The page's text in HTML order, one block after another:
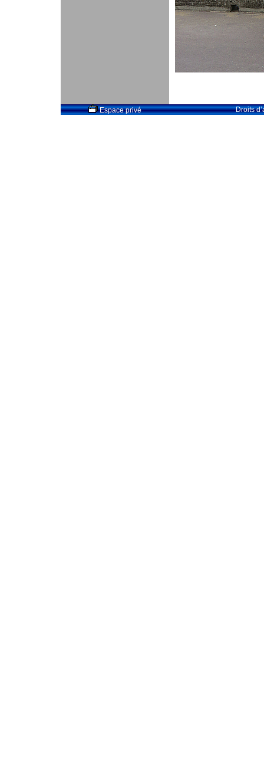
Espace privé Droits